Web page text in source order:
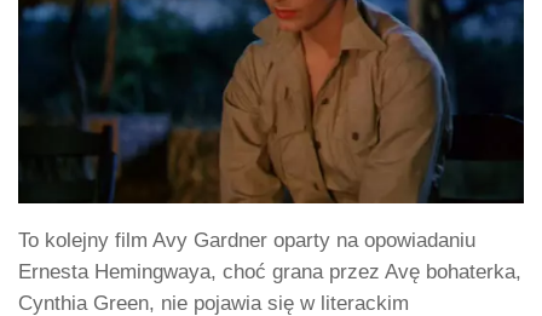
To kolejny film Avy Gardner oparty na opowiadaniu
Ernesta Hemingwaya, choć grana przez Avę bohaterka,
Cynthia Green, nie pojawia się w literackim